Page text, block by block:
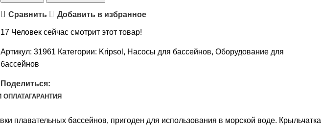
Сравнить Добавить в избранное
17 Человек сейчас смотрит этот товар!
Артикул: 31961 Категории: Kripsol , Насосы для бассейнов, Оборудование для
бассейнов
Поделиться:
ОПЛАТАГАРАНТИЯ
плавательных бассейнов, пригоден для использования в морской воде. Крыльчатка